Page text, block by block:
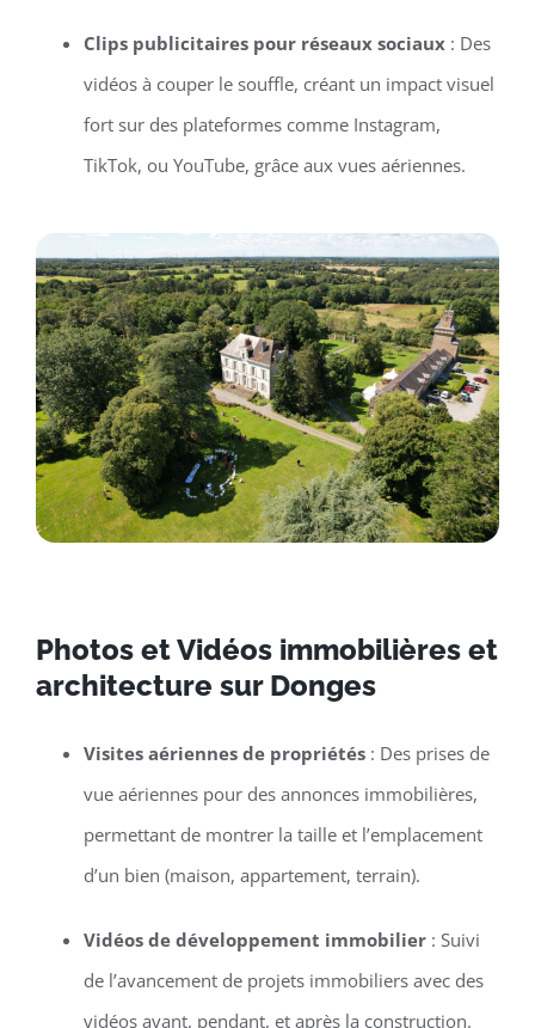
Clips publicitaires pour réseaux sociaux: Des
vidéos à couper le souffle, créant un impact visuel
fort sur des plateformes comme Instagram,
TikTok, ou YouTube, grâce aux vues aériennes.
Photos et Vidéos immobilières et
architecture sur Donges
Visites aériennes de propriétés: Des prises de
vue aériennes pour des annonces immobilières,
permettant de montrer la taille et l’emplacement
d’un bien (maison, appartement, terrain).
Vidéos de développement immobilier: Suivi
de l’avancement de projets immobiliers avec des
vidéos avant, pendant, et après la construction.